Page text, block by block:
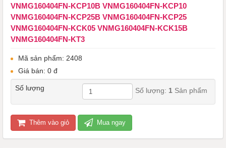
VNMG160404FN-KCP10B VNMG160404FN-KCP10
VNMG160404FN-KCP25B VNMG160404FN-KCP25
VNMG160404FN-KCK05 VNMG160404FN-KCK15B
VNMG160404FN-KT3
Mã sản phẩm: 2408
Giá bán: 0 đ
Số lượng Số lượng: 1Sản phẩm
Thêm vào giỏ Mua ngay